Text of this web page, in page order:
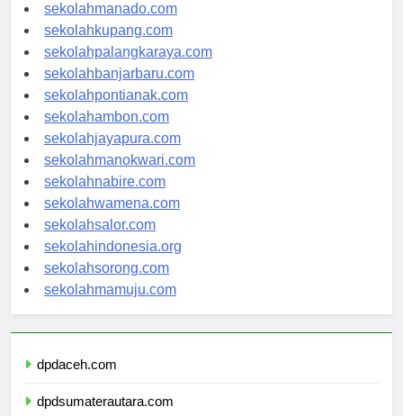
sekolahtanjungselor.com
sekolahmanado.com
sekolahkupang.com
sekolahpalangkaraya.com
sekolahbanjarbaru.com
sekolahpontianak.com
sekolahambon.com
sekolahjayapura.com
sekolahmanokwari.com
sekolahnabire.com
sekolahwamena.com
sekolahsalor.com
sekolahindonesia.org
sekolahsorong.com